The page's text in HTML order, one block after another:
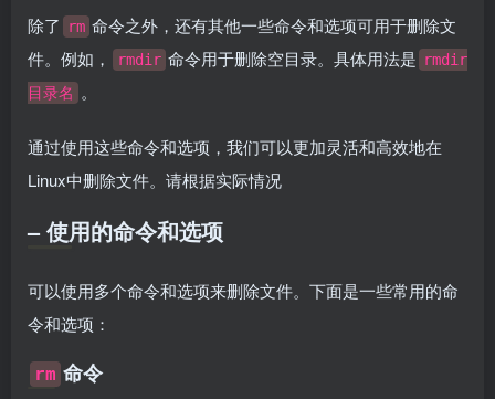
除了 rm 命令之外，还有其他一些命令和选项可用于删除文
件。例如，
rmdir 命令用于删除空目录。具体用法是 rmdir
目录名
。
通过使用这些命令和选项，我们可以更加灵活和高效地在
Linux中删除文件。请根据实际情况
– 使用的命令和选项
可以使用多个命令和选项来删除文件。下面是一些常用的命
令和选项：
rm 命令